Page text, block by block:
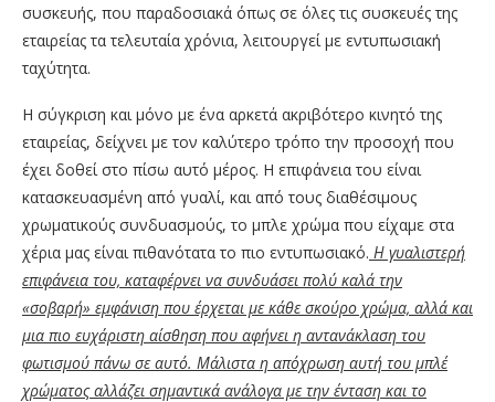
συσκευής, που παραδοσιακά όπως σε όλες τις συσκευές της
εταιρείας τα τελευταία χρόνια, λειτουργεί με εντυπωσιακή
ταχύτητα.
Η σύγκριση και μόνο με ένα αρκετά ακριβότερο κινητό της
εταιρείας, δείχνει με τον καλύτερο τρόπο την προσοχή που
έχει δοθεί στο πίσω αυτό μέρος. Η επιφάνεια του είναι
κατασκευασμένη από γυαλί, και από τους διαθέσιμους
χρωματικούς συνδυασμούς, το μπλε χρώμα που είχαμε στα
χέρια μας είναι πιθανότατα το πιο εντυπωσιακό. Η γυαλιστερή
επιφάνεια του, καταφέρνει να συνδυάσει πολύ καλά την
«σοβαρή» εμφάνιση που έρχεται με κάθε σκούρο χρώμα, αλλά και
μια πιο ευχάριστη αίσθηση που αφήνει η αντανάκλαση του
φωτισμού πάνω σε αυτό. Μάλιστα η απόχρωση αυτή του μπλέ
χρώματος αλλάζει σημαντικά ανάλογα με την ένταση και το